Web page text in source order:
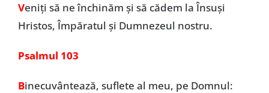
Veniți să ne închinăm și să cădem la Însuși
Hristos, Împăratul și Dumnezeul nostru.
Psalmul 103
Binecuvântează, suflete al meu, pe Domnul: